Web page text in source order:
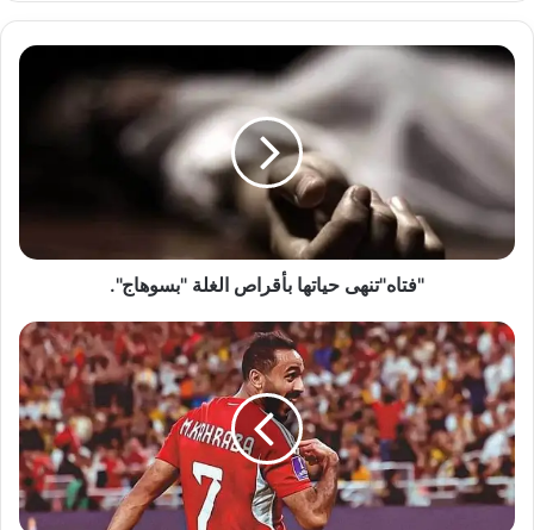
"فتاه"تنهى
حياتها
"بسوهاج".
"فتاه"تنهى حياتها بأقراص الغلة "بسوهاج".
مصدر
من
الاهلي
:
كولر
يمنح
كهربا
فرصة